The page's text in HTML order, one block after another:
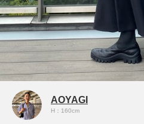
AOYAGI
H：160cm